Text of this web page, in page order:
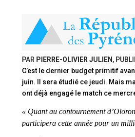
PAR PIERRE-OLIVIER JULIEN ,
C’est le dernier budget primitif
juin. Il sera étudié ce jeudi. Mais
ont déjà engagé le match ce
« Quant au contournement
participera cette année pour un